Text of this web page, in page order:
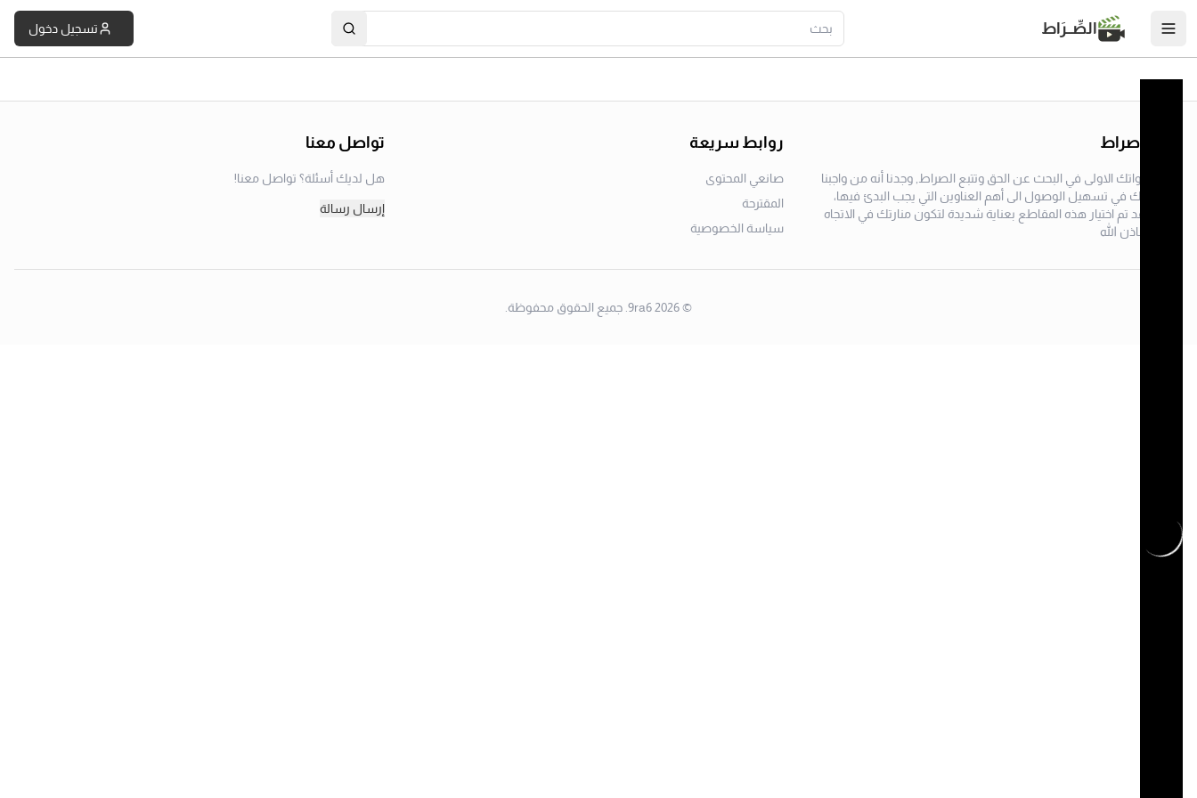
الصِّــرَاط تسجيل دخول
منصة صراط
لتبدأ خطواتك الاولى في البحث عن الحق وتتبع الصراط, وجدنا أنه من واجبنا
مساعدتك في تسهيل الوصول الى أهم العناوين التي يجب البدئ فيها،
وعليه فقد تم اختيار هذه المقاطع بعناية شديدة لتكون منارتك في الاتجاه
الصحيح باذن الله
روابط سريعة
صانعي المحتوى
المقترحة
سياسة الخصوصية
تواصل معنا
هل لديك أسئلة؟ تواصل معنا!
إرسال رسالة
©
2026